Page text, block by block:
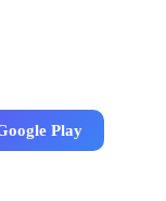
Play